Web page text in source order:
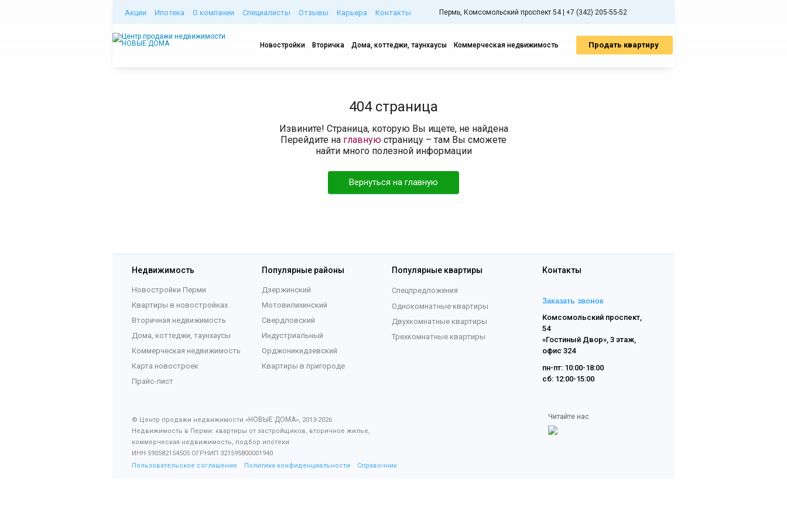
Акции Ипотека О компании Специалисты Отзывы Карьера Контакты Пермь, Комсомольский проспект 54 | +7 (342) 205-55-52
Новостройки Вторичка Дома, коттеджи, таунхаусы Коммерческая недвижимость Продать квартиру
404 страница
Извините! Страница, которую Вы ищете, не найдена
Перейдите на главную страницу – там Вы сможете
найти много полезной информации
Вернуться на главную
Недвижимость
Новостройки Перми
Квартиры в новостройках
Вторичная недвижимость
Дома, коттеджи, таунхаусы
Коммерческая недвижимость
Карта новостроек
Прайс-лист
Популярные районы
Дзержинский
Мотовилихинский
Свердловский
Индустриальный
Орджоникидзевский
Квартиры в пригороде
Популярные квартиры
Спецпредложения
Однокомнатные квартиры
Двухкомнатные квартиры
Трехкомнатные квартиры
Контакты
Заказать звонок
Комсомольский проспект,
54
«Гостиный Двор», 3 этаж,
офис 324
пн-пт: 10:00-18:00
сб: 12:00-15:00
© Центр продажи недвижимости «НОВЫЕ ДОМА», 2013-2026
Недвижимость в Перми: квартиры от застройщиков, вторичное жилье,
коммерческая недвижимость, подбор ипотеки
ИНН 590582154505 ОГРНИП 321595800001940
Пользовательское соглашение
Политика конфиденциальности Справочник
Читайте нас